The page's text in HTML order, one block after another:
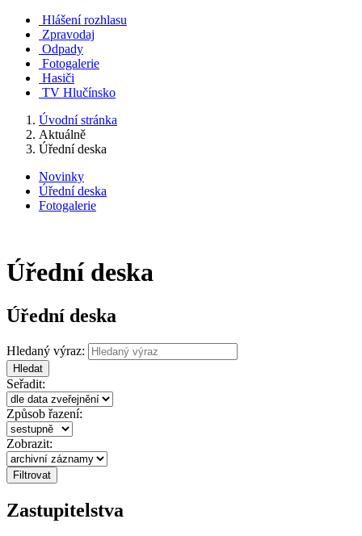
Hlášení rozhlasu
Zpravodaj
Odpady
Fotogalerie
Hasiči
TV Hlučínsko
Úvodní stránka
Aktuálně
Úřední deska
Novinky
Úřední deska
Fotogalerie
Úřední deska
Úřední deska
Hledaný výraz:
Hledat
Seřadit:
Způsob řazení:
Zobrazit:
Zastupitelstva